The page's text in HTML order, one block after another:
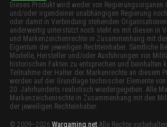
Dieses Produkt wird weder von Regierungsorganen
und/oder irgendeiner unabhängigen Regierung
oder damit in Verbindung stehenden
anderweitig unterstützt noch steht es mit diesen in
und Markenzeichenrechte in Zusammenhang mit
Eigentum der jeweiligen Rechteinhaber. Sämtliche
Modelle, Hersteller und/oder Ausführungen von
historischen Fakten zu entsprechen und beinhalten
Teilnahme der Halter der Markenrechte an diesem
werden auf der Grundlage technischer Elemente
20. Jahrhunderts realistisch wiedergegeben. Alle
Markenzeichenrechte in Zusammenhang mit den
der jeweiligen Rechteinhaber.
© 2009–2026 Wargaming.net Alle Rechte